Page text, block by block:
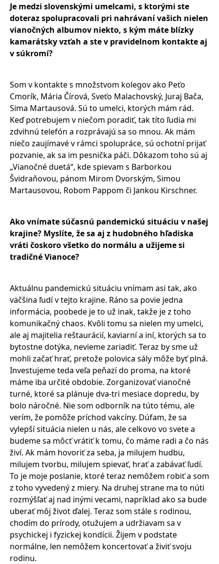
Je medzi slovenskými umelcami, s ktorými ste
doteraz spolupracovali pri nahrávaní vašich nielen
vianočných albumov niekto, s kým máte blízky
kamarátsky vzťah a ste v pravidelnom kontakte aj
v súkromí?
Som v kontakte s množstvom kolegov ako Peťo
Cmorík, Mária Čírová, Sveťo Malachovský, Juraj Bača,
Sima Martausová. Sú to umelci, ktorých mám rád.
Keď potrebujem v niečom poradiť, tak títo ľudia mi
zdvihnú telefón a rozprávajú sa so mnou. Ak mám
niečo zaujímavé v rámci spolupráce, sú ochotní prijať
pozvanie, ak sa im pesnička páči. Dôkazom toho sú aj
„Vianočné duetá“, kde spievam s Barborkou
Švidraňovou, pánom Mirom Dvorským, Simou
Martausovou, Robom Pappom či Jankou Kirschner.
Ako vnímate súčasnú pandemickú situáciu v našej
krajine? Myslíte, že sa aj z hudobného hľadiska
vráti čoskoro všetko do normálu a užijeme si
tradičné Vianoce?
Aktuálnu pandemickú situáciu vnímam asi tak, ako
väčšina ľudí v tejto krajine. Ráno sa povie jedna
informácia, poobede je to už inak, takže je z toho
komunikačný chaos. Kvôli tomu sa nielen my umelci,
ale aj majitelia reštaurácií, kaviarní a iní, ktorých sa to
bytostne dotýka, nevieme zariadiť. Teraz by sme už
mohli začať hrať, pretože polovica sály môže byť plná.
Investujeme teda veľa peňazí do proma, na ktoré
máme iba určité obdobie. Zorganizovať vianočné
turné, ktoré sa plánuje dva-tri mesiace dopredu, by
bolo náročné. Nie som odborník na túto tému, ale
verím, že pomôže príchod vakcíny. Dúfam, že sa
vylepší situácia nielen u nás, ale celkovo vo svete a
budeme sa môcť vrátiť k tomu, čo máme radi a čo nás
živí. Ak mám hovoriť za seba, ja milujem hudbu,
milujem tvorbu, milujem spievať, hrať a zabávať ľudí.
To je moje poslanie, ktoré teraz nemôžem robiť a som
z toho vyvedený z miery. Na druhej strane ma to núti
rozmýšľať aj nad inými vecami, napríklad ako sa bude
uberať môj život ďalej. Teraz som stále s rodinou,
chodím do prírody, otužujem a udržiavam sa v
psychickej i fyzickej kondícii. Žijem v podstate
normálne, len nemôžem koncertovať a živiť svoju
rodinu.